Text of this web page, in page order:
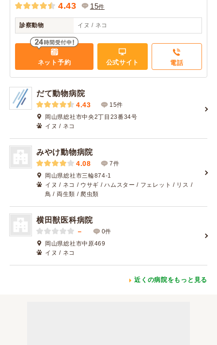
4.43 15件
診察動物 イヌ / ネコ
ネット予約 公式サイト 電話
だて動物病院
4.43
15件
岡山県総社市中央2丁目23番34号
イヌ / ネコ
みやけ動物病院
4.08
7件
岡山県総社市三輪874-1
イヌ / ネコ / ウサギ / ハムスター / フェレット / リス /
鳥 / 両生類 / 爬虫類
横田獣医科病院
－
0件
岡山県総社市中原469
イヌ / ネコ
近くの病院をもっと見る